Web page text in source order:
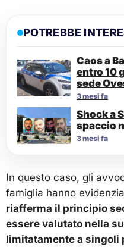
POTREBBE
Caos a
entro 10
sede
3 mesi fa
Shock a
spaccio
3 mesi fa
In questo caso, gli
famiglia hanno
riafferma il principio
essere valutato nella
limitatamente a